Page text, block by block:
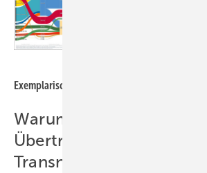
Exemplarische Ergebnisse aus dem
Warum benutzen
TransnetBW und APG ein